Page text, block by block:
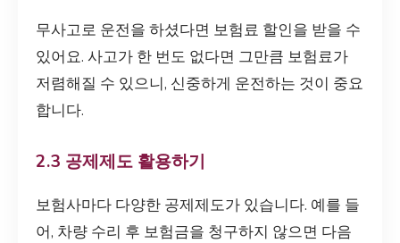
무사고로 운전을 하셨다면 보험료 할인을 받을 수
있어요. 사고가 한 번도 없다면 그만큼 보험료가
저렴해질 수 있으니, 신중하게 운전하는 것이 중요
합니다.
2.3 공제제도 활용하기
보험사마다 다양한 공제제도가 있습니다. 예를 들
어, 차량 수리 후 보험금을 청구하지 않으면 다음